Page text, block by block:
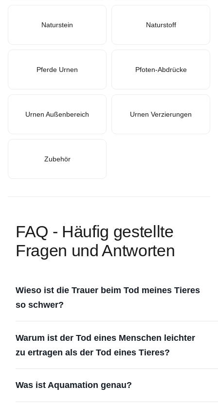
Naturstein Naturstoff
Pferde Urnen Pfoten-Abdrücke
Urnen Außenbereich Urnen Verzierungen
Zubehör
FAQ - Häufig gestellte
Fragen und Antworten
Wieso ist die Trauer beim Tod meines Tieres
so schwer?
Warum ist der Tod eines Menschen leichter
zu ertragen als der Tod eines Tieres?
Was ist Aquamation genau?